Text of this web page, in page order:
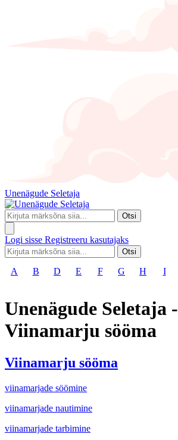
Unenägude Seletaja
Otsi
Logi sisse Registreeru kasutajaks
Otsi
A B D E F G H I
Unenägude Seletaja -
Viinamarju sööma
Viinamarju sööma
viinamarjade söömine
viinamarjade nautimine
viinamarjade tarbimine